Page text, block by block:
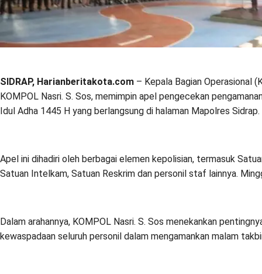
SIDRAP, Harianberitakota.com – Kepala Bagian Operasional
KOMPOL Nasri. S. Sos, memimpin apel pengecekan
Idul Adha 1445 H yang berlangsung di halaman Mapolres Sidrap.
Apel ini dihadiri oleh berbagai elemen kepolisian, termasuk
Satuan Intelkam, Satuan Reskrim dan personil staf lainnya.
Dalam arahannya, KOMPOL Nasri. S. Sos menekankan
kewaspadaan seluruh personil dalam mengamankan malam